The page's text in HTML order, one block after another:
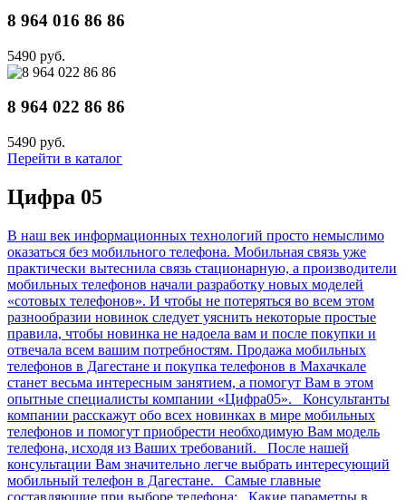
8 964 016 86 86
5490 руб.
8 964 022 86 86
5490 руб.
Перейти в каталог
Цифра 05
В наш век информационных технологий просто немыслимо
оказаться без мобильного телефона. Мобильная связь уже
практически вытеснила связь стационарную, а производители
мобильных телефонов начали разработку новых моделей
«сотовых телефонов». И чтобы не потеряться во всем этом
разнообразии новинок следует уяснить некоторые простые
правила, чтобы новинка не надоела вам и после покупки и
отвечала всем вашим потребностям. Продажа мобильных
телефонов в Дагестане и покупка телефонов в Махачкале
станет весьма интересным занятием, а помогут Вам в этом
опытные специалисты компании «Цифра05». Консультанты
компании расскажут обо всех новинках в мире мобильных
телефонов и помогут приобрести необходимую Вам модель
телефона, исходя из Ваших требований. После нашей
консультации Вам значительно легче выбрать интересующий
мобильный телефон в Дагестане. Самые главные
составляющие при выборе телефона: Какие параметры в